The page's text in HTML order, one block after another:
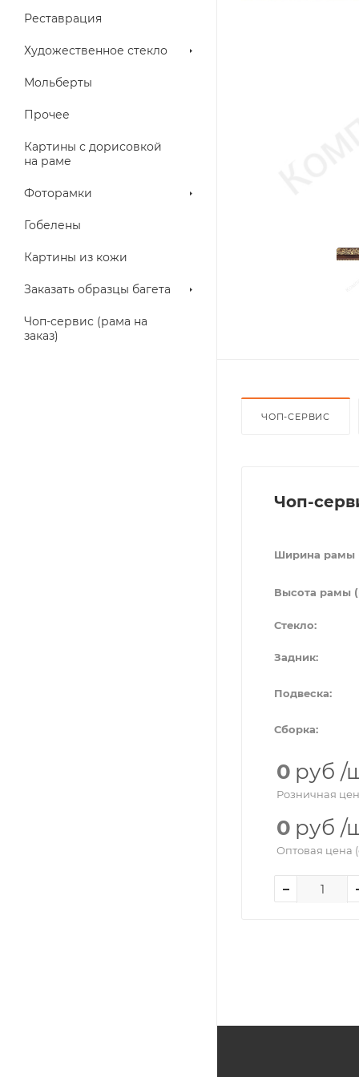
Реставрация
Художественное стекло
Мольберты
Прочее
Картины с дорисовкой
на раме
Фоторамки
Гобелены
Картины из кожи
Заказать образцы багета
Чоп-сервис (рама на
заказ)
ЧОП-СЕРВИС
Чоп-
Ширина рамы
Высота рамы
Стекло:
Задник:
Подвеска:
Сборка:
0 руб /
Розничная
0 руб /
Оптовая цена